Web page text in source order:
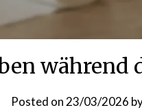
während
Posted on23/03/2026